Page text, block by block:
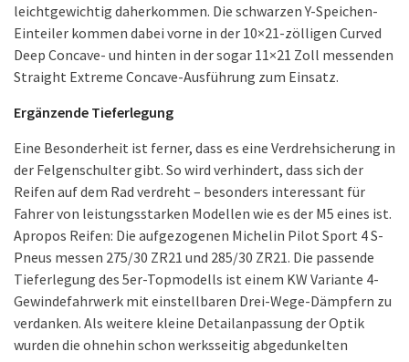
leichtgewichtig daherkommen. Die schwarzen Y-Speichen-
Einteiler kommen dabei vorne in der 10×21-zölligen Curved
Deep Concave- und hinten in der sogar 11×21 Zoll messenden
Straight Extreme Concave-Ausführung zum Einsatz.
Ergänzende Tieferlegung
Eine Besonderheit ist ferner, dass es eine Verdrehsicherung in
der Felgenschulter gibt. So wird verhindert, dass sich der
Reifen auf dem Rad verdreht – besonders interessant für
Fahrer von leistungsstarken Modellen wie es der M5 eines ist.
Apropos Reifen: Die aufgezogenen Michelin Pilot Sport 4 S-
Pneus messen 275/30 ZR21 und 285/30 ZR21. Die passende
Tieferlegung des 5er-Topmodells ist einem KW Variante 4-
Gewindefahrwerk mit einstellbaren Drei-Wege-Dämpfern zu
verdanken. Als weitere kleine Detailanpassung der Optik
wurden die ohnehin schon werksseitig abgedunkelten